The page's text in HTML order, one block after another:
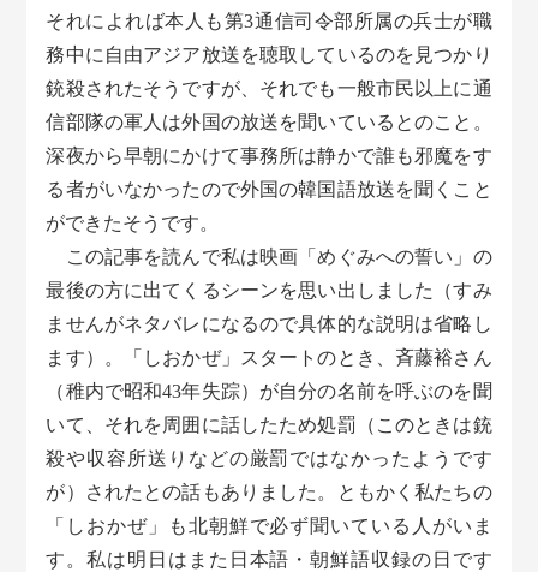
それによれば本人も第3通信司令部所属の兵士が職
務中に自由アジア放送を聴取しているのを見つかり
銃殺されたそうですが、それでも一般市民以上に通
信部隊の軍人は外国の放送を聞いているとのこと。
深夜から早朝にかけて事務所は静かで誰も邪魔をす
る者がいなかったので外国の韓国語放送を聞くこと
ができたそうです。
この記事を読んで私は映画「めぐみへの誓い」の
最後の方に出てくるシーンを思い出しました（すみ
ませんがネタバレになるので具体的な説明は省略し
ます）。「しおかぜ」スタートのとき、斉藤裕さん
（稚内で昭和43年失踪）が自分の名前を呼ぶのを聞
いて、それを周囲に話したため処罰（このときは銃
殺や収容所送りなどの厳罰ではなかったようです
が）されたとの話もありました。ともかく私たちの
「しおかぜ」も北朝鮮で必ず聞いている人がいま
す。私は明日はまた日本語・朝鮮語収録の日です